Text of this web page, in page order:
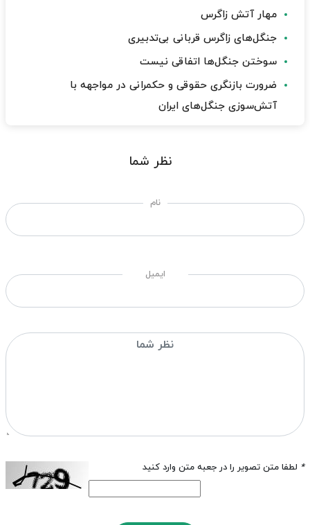
مهار آتش زاگرس
جنگل‌های زاگرس قربانی بی‌تدبیری
سوختن جنگل‌ها اتفاقی نیست
ضرورت بازنگری حقوقی و حکمرانی در مواجهه با
آتش‌سوزی جنگل‌های ایران
نظر شما
نام
ایمیل
* لطفا متن تصویر را در جعبه متن وارد کنید